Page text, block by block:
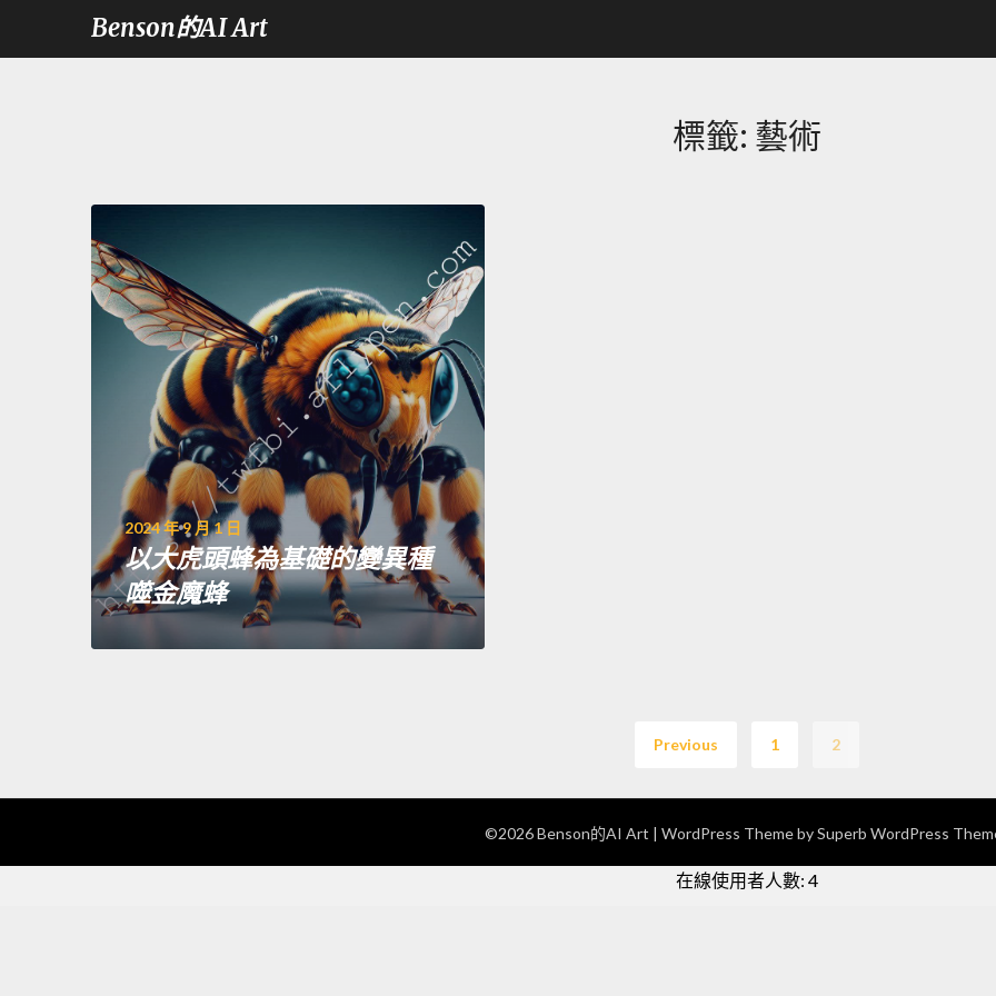
Benson的AI Art
標籤: 藝術
2024 年 9 月 1 日
以大虎頭蜂為基礎的變異種
噬金魔蜂
Previous 1 2
©2026 Benson的AI Art | WordPress Theme bySuperb WordPress
在線使用者人數: 4